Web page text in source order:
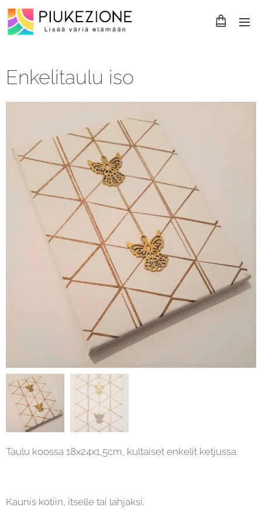
Enkelitaulu iso
Taulu koossa 18x24x1,5cm, kultaiset enkelit ketjussa.
Kaunis kotiin, itselle tai lahjaksi.